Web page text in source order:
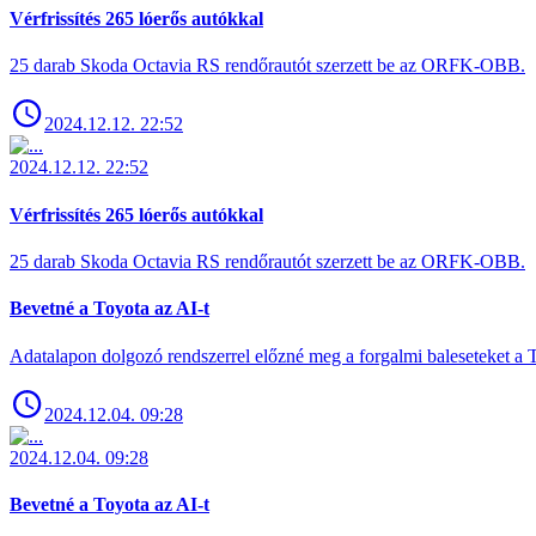
Vérfrissítés 265 lóerős autókkal
25 darab Skoda Octavia RS rendőrautót szerzett be az ORFK-OBB.
2024.12.12. 22:52
2024.12.12. 22:52
Vérfrissítés 265 lóerős autókkal
25 darab Skoda Octavia RS rendőrautót szerzett be az ORFK-OBB.
Bevetné a Toyota az AI-t
Adatalapon dolgozó rendszerrel előzné meg a forgalmi baleseteket a
2024.12.04. 09:28
2024.12.04. 09:28
Bevetné a Toyota az AI-t